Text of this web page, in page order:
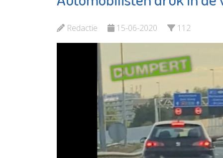
Redactie 15-06-2020 112
Bekijk de pagina